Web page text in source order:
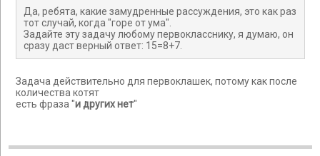
Да, ребята, какие замудренные рассуждения, это как раз
тот случай, когда "горе от ума".
Задайте эту задачу любому первокласснику, я думаю, он
сразу даст верный ответ: 15=8+7.
Задача действительно для первоклашек, потому как после
количества котят
есть фраза "и других нет"